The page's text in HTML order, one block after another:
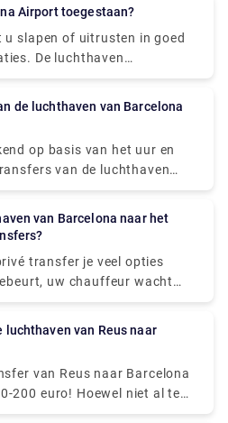
dat werd gebouwd
stadstheater van
als een van Dal's laatste
beschikbaar om u te helpen
Airport toegestaan?
u slapen of uitrusten in goed
urenlang aantrekkelijke en
comfortabel te ontspannen
op basis van het uur en
van de luchthaven
centrum kosten gemiddeld
te boeken, aangezien dit
kosten, een groot
deskundige
veel meer.
transfer je veel opties
uw chauffeur wacht
brengt u snel naar uw
brengt u rechtstreeks
voor totale gemoedsrust.
van Reus naar Barcelona
200 euro! Hoewel niet al te
van drie of vier bent, en ze